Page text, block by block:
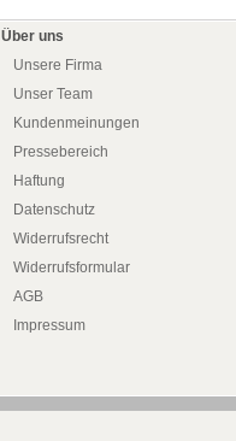
Über uns
Unsere Firma
Unser Team
Kundenmeinungen
Pressebereich
Haftung
Datenschutz
Widerrufsrecht
Widerrufsformular
AGB
Impressum